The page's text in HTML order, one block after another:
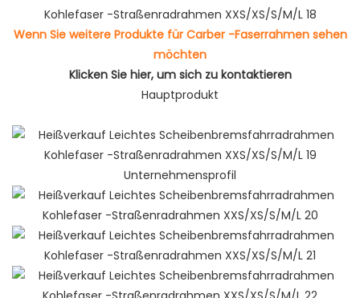
Wenn Sie weitere Produkte für Carber -Faserrahmen sehen
möchten
Klicken Sie hier, um sich zu kontaktieren
Hauptprodukt
Unternehmensprofil